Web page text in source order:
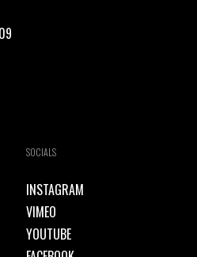
SOCIALS
INSTAGRAM
VIMEO
YOUTUBE